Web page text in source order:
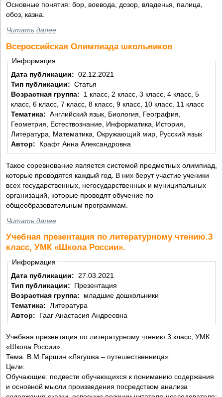
Основные понятия: бор, воевода, дозор, владенья, палица,
обоз, казна.
Читать далее
Всероссийская Олимпиада школьников
Информация
Дата публикации: 02.12.2021
Тип публикации: Статья
Возрастная группа:
класс, 6 класс, 7 класс, 8 класс, 9 класс, 10 класс, 11 класс
Тематика: Английский язык, Биология, География,
Геометрия, Естествознание, Информатика, История,
Литература, Математика, Окружающий мир, Русский язык
Автор:
Крафт Анна Александровна
Такое соревнование является системой предметных олимпиад,
которые проводятся каждый год. В них берут участие ученики
всех государственных, негосударственных и муниципальных
организаций, которые проводят обучение по
общеобразовательным программам.
Читать далее
Учебная презентация по литературному чтению.3
класс, УМК «Школа России».
Информация
Дата публикации:
27.03.2021
Тип публикации:
Презентация
Возрастная группа:
младшие дошкольники
Тематика: Литература
Автор:
Гааг Анастасия Андреевна
Учебная презентация по литературному чтению.3 класс, УМК
«Школа России».
Тема. В.М.Гаршин «Лягушка – путешественница»
Цели:
Обучающие: подвести обучающихся к пониманию содержания
и основной мысли произведения посредством анализа